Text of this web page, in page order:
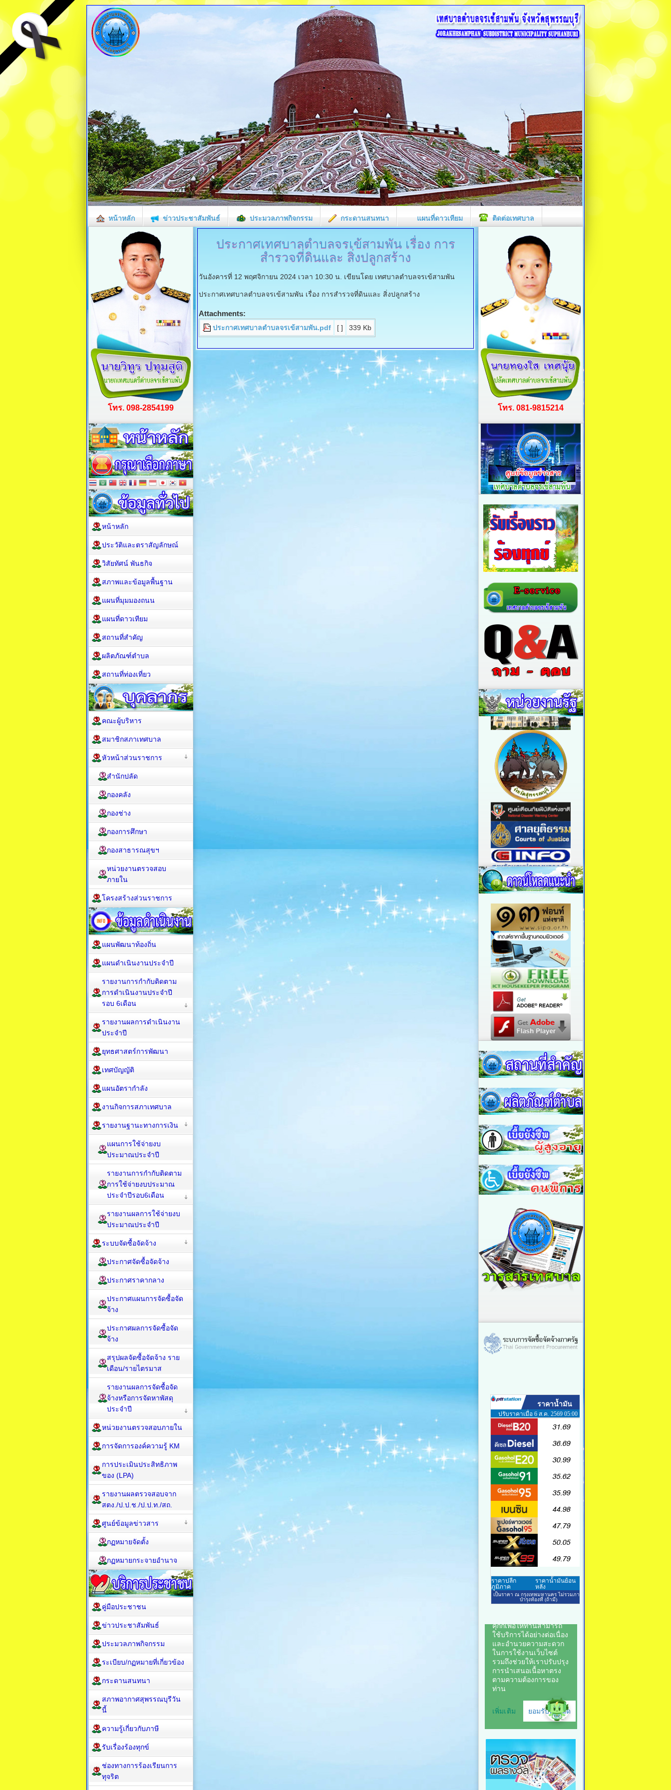
หน้าหลัก ข่าวประชาสัมพันธ์ ประมวลภาพกิจกรรม กระดานสนทนา แผนที่ดาวเทียม ติดต่อเทศบาล
ประกาศเทศบาลตำบลจรเข้สามพันเรื่อง การ
สำรวจที่ดินและ สิ่งปลูกสร้าง
วันอังคารที่ 12 พฤศจิกายน 2024 เวลา 10:30 น. เขียนโดย เทศบาลตำบลจรเข้สามพัน
ประกาศเทศบาลตำบลจรเข้สามพัน เรื่อง การสำรวจที่ดินและ สิ่งปลูกสร้าง
Attachments:
ประกาศเทศบาลตำบลจรเข้สามพัน.pdf [ ] 339 Kb
โทร. 098-2854199
หน้าหลัก
ประวัติและตราสัญลักษณ์
วิสัยทัศน์ พันธกิจ
สภาพและข้อมูลพื้นฐาน
แผนที่มุมมองถนน
แผนที่ดาวเทียม
สถานที่สำคัญ
ผลิตภัณฑ์ตำบล
สถานที่ท่องเที่ยว
คณะผู้บริหาร
สมาชิกสภาเทศบาล
หัวหน้าส่วนราชการ
สำนักปลัด
กองคลัง
กองช่าง
กองการศึกษา
กองสาธารณสุขฯ
หน่วยงานตรวจสอบ
ภายใน
โครงสร้างส่วนราชการ
แผนพัฒนาท้องถิ่น
แผนดำเนินงานประจำปี
รายงานการกำกับติดตาม
การดำเนินงานประจำปี
รอบ 6เดือน
รายงานผลการดำเนินงาน
ประจำปี
ยุทธศาสตร์การพัฒนา
เทศบัญญัติ
แผนอัตรากำลัง
งานกิจการสภาเทศบาล
รายงานฐานะทางการเงิน
แผนการใช้จ่ายงบ
ประมาณประจำปี
รายงานการกำกับติดตาม
การใช้จ่ายงบประมาณ
ประจำปีรอบ6เดือน
รายงานผลการใช้จ่ายงบ
ประมาณประจำปี
ระบบจัดซื้อจัดจ้าง
ประกาศจัดซื้อจัดจ้าง
ประกาศราคากลาง
ประกาศแผนการจัดซื้อจัด
จ้าง
ประกาศผลการจัดซื้อจัด
จ้าง
สรุปผลจัดซื้อจัดจ้าง ราย
เดือน/รายไตรมาส
รายงานผลการจัดซื้อจัด
จ้างหรือการจัดหาพัสดุ
ประจำปี
หน่วยงานตรวจสอบภายใน
การจัดการองค์ความรู้ KM
การประเมินประสิทธิภาพ
ของ (LPA)
รายงานผลตรวจสอบจาก
สตง./ป.ป.ช./ป.ป.ท./สถ.
ศูนย์ข้อมูลข่าวสาร
กฏหมายจัดตั้ง
กฏหมายกระจายอำนาจ
คู่มือประชาชน
ข่าวประชาสัมพันธ์
ประมวลภาพกิจกรรม
ระเบียบ/กฏหมายที่เกี่ยวข้อง
กระดานสนทนา
สภาพอากาศสุพรรณบุรีวัน
นี้
ความรู้เกี่ยวกับภาษี
รับเรื่องร้องทุกข์
ช่องทางการร้องเรียนการ
ทุจริต
โทร. 081-9815214